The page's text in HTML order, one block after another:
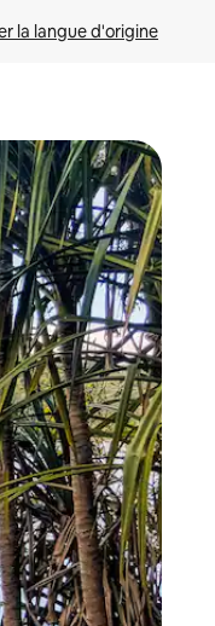
la langue d'origine
et en faisant glisser.